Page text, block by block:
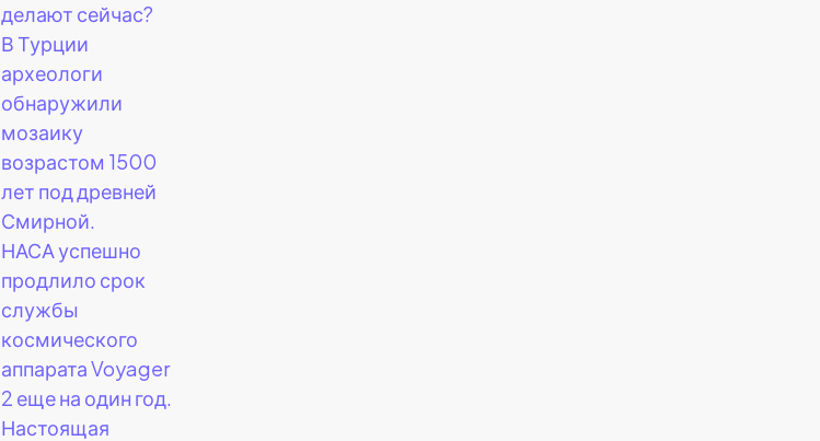
делают сейчас?
В Турции
археологи
обнаружили
мозаику
возрастом 1500
лет под древней
Смирной.
НАСА успешно
продлило срок
службы
космического
аппарата Voyager
2 еще на один год.
Настоящая